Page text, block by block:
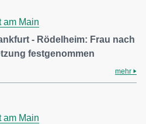
am Main
- Rödelheim: Frau nach
festgenommen
mehr
am Main